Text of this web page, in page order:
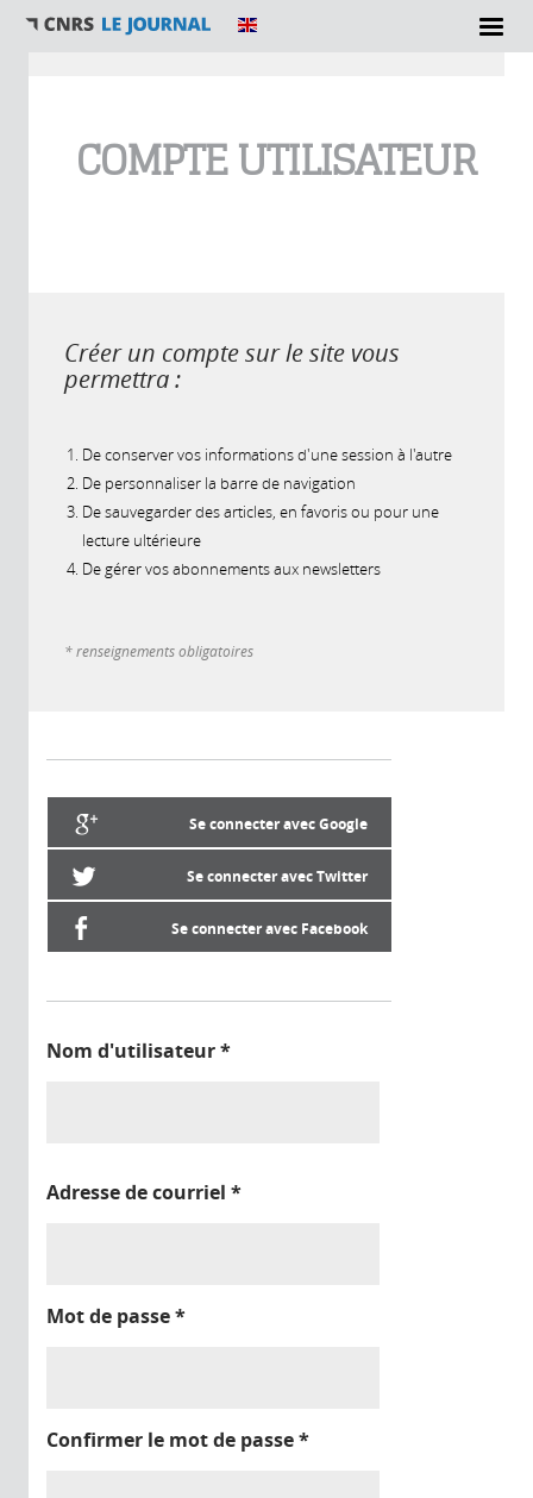
COMPTE UTILISATEUR
Créer un compte sur le site vous
permettra :
De conserver vos informations d'une session à l'autre
De personnaliser la barre de navigation
De sauvegarder des articles, en favoris ou pour une
lecture ultérieure
De gérer vos abonnements aux newsletters
* renseignements obligatoires
Se connecter avec Google
Se connecter avec Twitter
Se connecter avec Facebook
Nom d'utilisateur*
Adresse de courriel *
Mot de passe*
Confirmer le mot de passe*